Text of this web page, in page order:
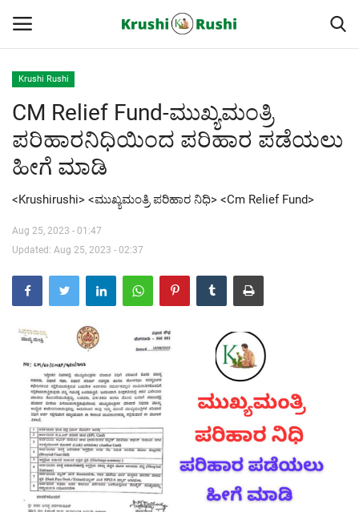
Home
Finance
ರೈತರ ಯಶೋಗಾಥೆಗಳು
Krushi Rushi
Contact Us
Krushi Rushi
CM Relief Fund-ಮುಖ್ಯಮಂತ್ರಿ
ಪರಿಹಾರನಿಧಿಯಿಂದ ಪರಿಹಾರ ಪಡೆಯಲು
ಹೀಗೆ ಮಾಡಿ
<Krushirushi> <ಮುಖ್ಯಮಂತ್ರಿ ಪರಿಹಾರ ನಿಧಿ> <Cm Relief Fund>
Aug 25, 2023 - 01:47
Updated: Aug 25, 2023 - 02:37